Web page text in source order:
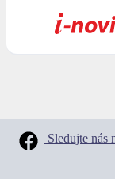
Sledujte nás